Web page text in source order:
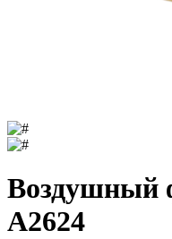
Воздушный
A2624